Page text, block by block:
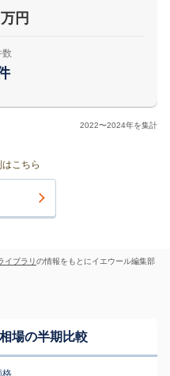
万円
数
2022〜2024年を集計
こちら
イブラリの情報をもとにイエウール編集部
場の半期比較
格